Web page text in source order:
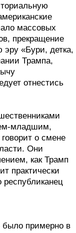
массовых
прекращение
«Бури, детка,
Трампа,
отнестись
младшим,
о смене
Они
как Трамп
практически
было примерно в